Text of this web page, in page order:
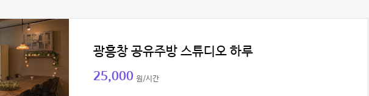
광흥창 공유주방 스튜디오 하루
25,000 원/시간